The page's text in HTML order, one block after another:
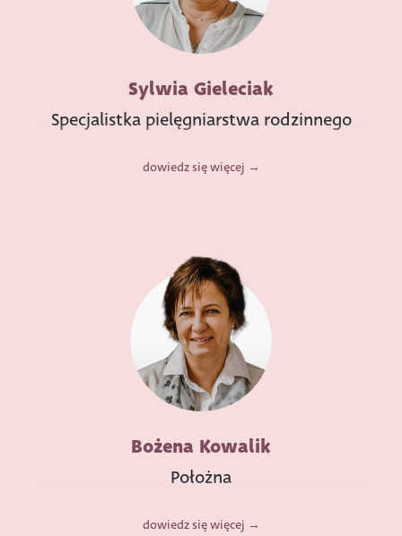
Sylwia Gieleciak
Specjalistka pielęgniarstwa rodzinnego
dowiedz się więcej
Bożena Kowalik
Położna
dowiedz się więcej